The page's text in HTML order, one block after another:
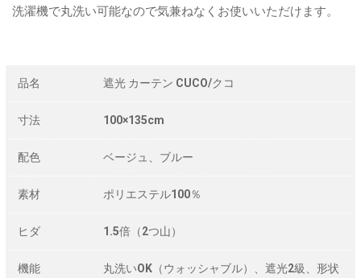
洗濯機で丸洗い可能なので気兼ねなくお使いいただけます。
品名 遮光 カーテン CUCO/クコ
寸法 100×135cm
配色 ベージュ、ブルー
素材 ポリエステル100％
ヒダ 1.5倍（2つ山）
機能
丸洗いOK（ウォッシャブル）、遮光2級、形状